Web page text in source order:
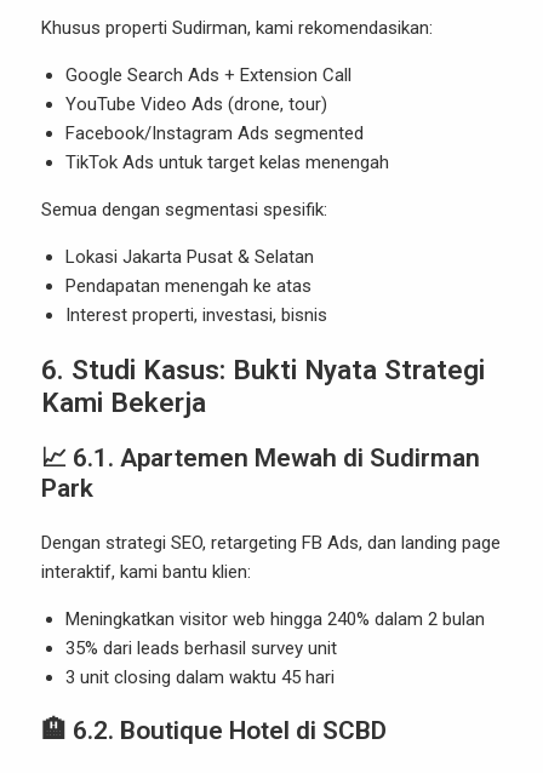
Khusus properti Sudirman, kami rekomendasikan:
Google Search Ads + Extension Call
YouTube Video Ads (drone, tour)
Facebook/Instagram Ads segmented
TikTok Ads untuk target kelas menengah
Semua dengan segmentasi spesifik:
Lokasi Jakarta Pusat & Selatan
Pendapatan menengah ke atas
Interest properti, investasi, bisnis
6. Studi Kasus: Bukti Nyata Strategi
Kami Bekerja
📈 6.1. Apartemen Mewah di Sudirman
Park
Dengan strategi SEO, retargeting FB Ads, dan landing page
interaktif, kami bantu klien:
Meningkatkan visitor web hingga 240% dalam 2 bulan
35% dari leads berhasil survey unit
3 unit closing dalam waktu 45 hari
🏨 6.2. Boutique Hotel di SCBD